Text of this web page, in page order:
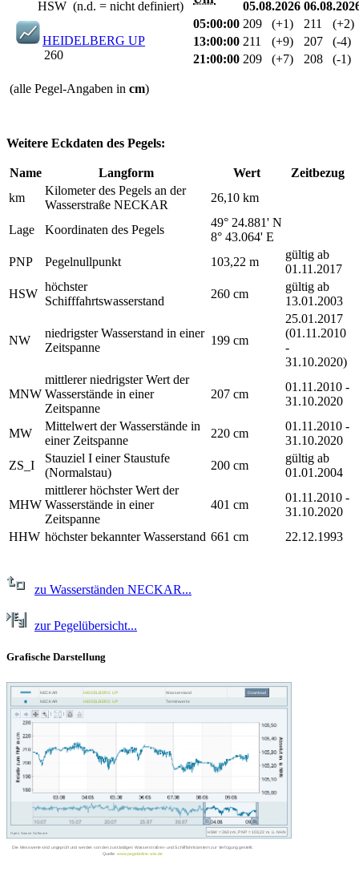
HSW (n.d. = nicht definiert) 05.08.2026
HEIDELBERG UP
260
05:00:00 209 (+1) 211
(+2)
13:00:00 211 (+9) 207
(-4)
21:00:00 209 (+7) 208 (-1)
(alle Pegel-Angaben in cm)
Weitere Eckdaten des Pegels:
Name Langform Wert
Zeitbezug
km
Kilometer des Pegels an der
Wasserstraße NECKAR
26,10 km
Lage Koordinaten des Pegels
49° 24.881' N
8° 43.064' E
PNP
Pegelnullpunkt 103,22 m
gültig ab
01.11.2017
HSW
höchster
Schifffahrtswasserstand
260 cm
gültig ab
13.01.2003
NW
niedrigster Wasserstand in einer
Zeitspanne
199 cm
25.01.2017
(01.11.2010
-
31.10.2020)
MNW
mittlerer niedrigster Wert der
Wasserstände in einer
Zeitspanne
207 cm
01.11.2010 -
31.10.2020
MW
Mittelwert der Wasserstände in
einer Zeitspanne
220 cm
01.11.2010 -
31.10.2020
ZS_I
Stauziel I einer Staustufe
(Normalstau)
200 cm
gültig ab
01.01.2004
MHW
mittlerer höchster Wert der
Wasserstände in einer
Zeitspanne
401 cm
01.11.2010 -
31.10.2020
HHW höchster bekannter Wasserstand 661 cm 22.12.1993
zu Wasserständen NECKAR...
zur Pegelübersicht...
Grafische Darstellung